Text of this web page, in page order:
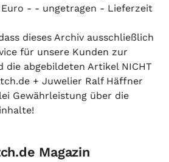
- - ungetragen - Lieferzeit
dieses Archiv ausschließlich
für unsere Kunden zur
die abgebildeten Artikel NICHT
+ Juwelier Ralf Häffner
Gewährleistung über die
Magazin